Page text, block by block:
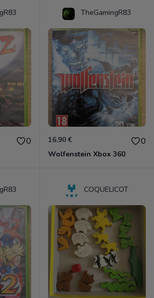
0
TheGamingR83
16.90 € 0
Wolfenstein Xbox 360
COQUELICOT